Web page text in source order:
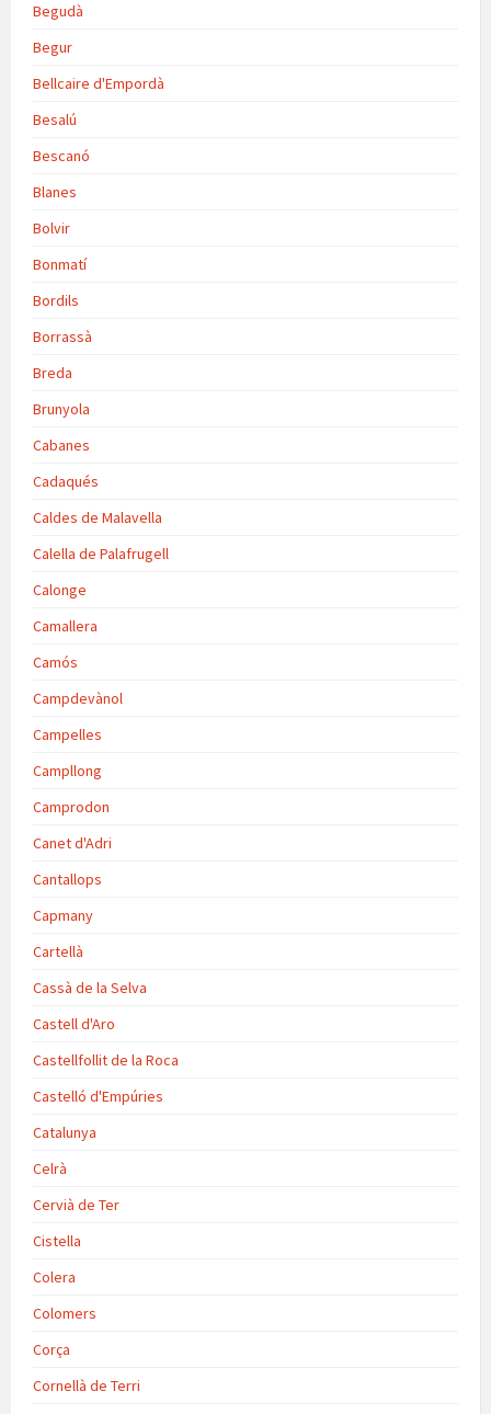
Begudà
Begur
Bellcaire d'Empordà
Besalú
Bescanó
Blanes
Bolvir
Bonmatí
Bordils
Borrassà
Breda
Brunyola
Cabanes
Cadaqués
Caldes de Malavella
Calella de Palafrugell
Calonge
Camallera
Camós
Campdevànol
Campelles
Campllong
Camprodon
Canet d'Adri
Cantallops
Capmany
Cartellà
Cassà de la Selva
Castell d'Aro
Castellfollit de la Roca
Castelló d'Empúries
Catalunya
Celrà
Cervià de Ter
Cistella
Colera
Colomers
Corça
Cornellà de Terri